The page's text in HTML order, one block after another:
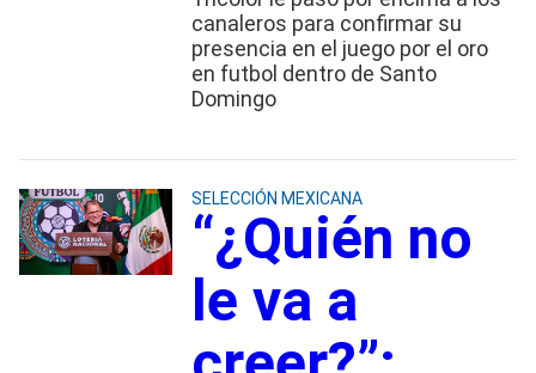
canaleros para confirmar su
presencia en el juego por el oro
en futbol dentro de Santo
Domingo
SELECCIÓN MEXICANA
“¿Quién no
le va a